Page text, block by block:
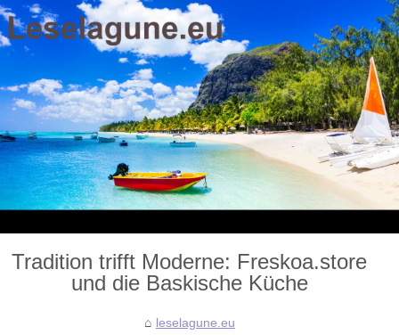
Tradition trifft Moderne: Freskoa.store
und die Baskische Küche
leselagune.eu